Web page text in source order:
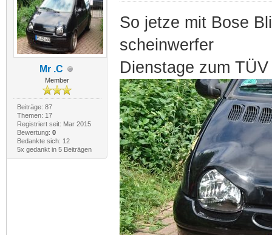
Mr .C
Member
Beiträge: 87
Themen: 17
Registriert seit: Mar 2015
Bewertung: 0
Bedankte sich: 12
5x gedankt in 5 Beiträgen
So jetze mit Bose
scheinwerfer
Dienstage zum